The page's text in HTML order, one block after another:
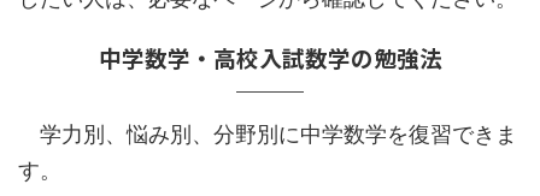
中学数学・高校入試数学の勉強法
学力別、悩み別、分野別に中学数学を復習できま
す。